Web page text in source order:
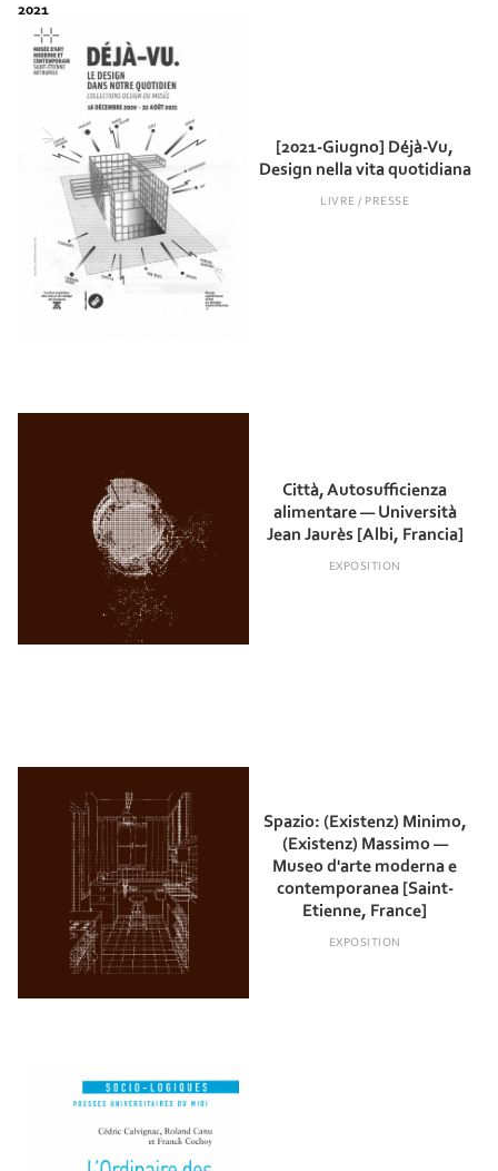
[2021-Giugno] Déjà-Vu,
Design nella vita quotidiana
LIVRE / PRESSE
Città, Autosufficienza
alimentare — Università
Jean Jaurès [Albi, Francia]
EXPOSITION
Spazio: (Existenz) Minimo,
(Existenz) Massimo —
Museo d'arte moderna e
contemporanea [Saint-
Etienne, France]
EXPOSITION